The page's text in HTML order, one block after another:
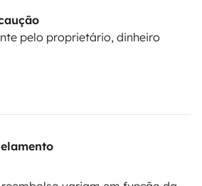
pelo proprietário, dinheiro